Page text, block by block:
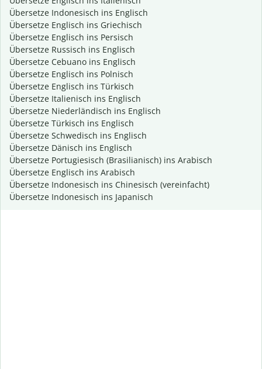
Übersetze Indonesisch ins Englisch
Übersetze Englisch ins Griechisch
Übersetze Englisch ins Persisch
Übersetze Russisch ins Englisch
Übersetze Cebuano ins Englisch
Übersetze Englisch ins Polnisch
Übersetze Englisch ins Türkisch
Übersetze Italienisch ins Englisch
Übersetze Niederländisch ins Englisch
Übersetze Türkisch ins Englisch
Übersetze Schwedisch ins Englisch
Übersetze Dänisch ins Englisch
Übersetze Portugiesisch (Brasilianisch) ins Arabisch
Übersetze Englisch ins Arabisch
Übersetze Indonesisch ins Chinesisch (vereinfacht)
Übersetze Indonesisch ins Japanisch